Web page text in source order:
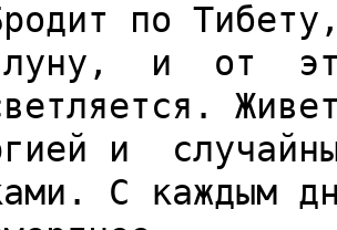
и  от
и
С каждым